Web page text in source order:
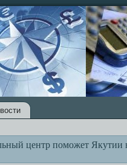
центр поможет Якутии